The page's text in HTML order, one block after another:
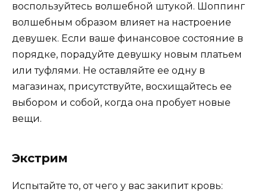
воспользуйтесь волшебной штукой. Шоппинг
волшебным образом влияет на настроение
девушек. Если ваше финансовое состояние в
порядке, порадуйте девушку новым платьем
или туфлями. Не оставляйте ее одну в
магазинах, присутствуйте, восхищайтесь ее
выбором и собой, когда она пробует новые
вещи.
Экстрим
Испытайте то, от чего у вас закипит кровь: